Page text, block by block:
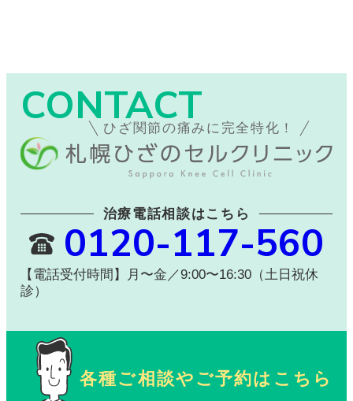
CONTACT
ひざ関節の痛みに完全特化！
治療電話相談はこちら
0120-117-560
【電話受付時間】月〜金／9:00〜16:30（土日祝休
診）
各種ご相談やご予約はこちら